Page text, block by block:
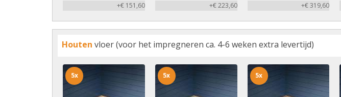
+€ 151,60
+€ 223,60
+€ 319,60
Houten vloer (voor het impregneren ca. 4-6 weken extra levertijd)
5x 5x 5x